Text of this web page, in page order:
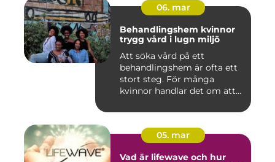
06. mar
Behandlingshem kvinnor
trygg vård i lugn miljö
Att söka vård på ett
behandlingshem är ofta ett
stort steg. För många
kvinnor handlar det om att
05. mar
Vad är lifewave och hur